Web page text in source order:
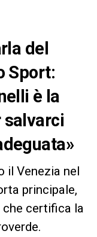
del
Sport:
è la
salvarci
il Venezia nel
principale,
certifica la